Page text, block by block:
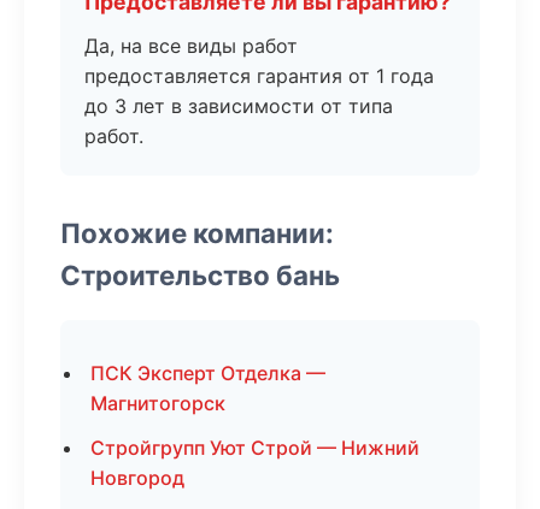
Да, на все виды работ
предоставляется гарантия от 1 года
до 3 лет в зависимости от типа
работ.
Похожие компании:
Строительство бань
ПСК Эксперт Отделка —
Магнитогорск
Стройгрупп Уют Строй — Нижний
Новгород